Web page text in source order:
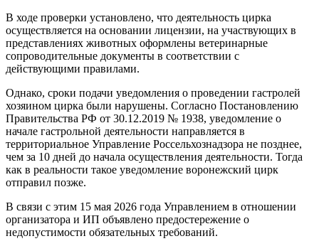
В ходе проверки установлено, что деятельность цирка
осуществляется на основании лицензии, на участвующих в
представлениях животных оформлены ветеринарные
сопроводительные документы в соответствии с
действующими правилами.
Однако, сроки подачи уведомления о проведении гастролей
хозяином цирка были нарушены. Согласно Постановлению
Правительства РФ от 30.12.2019 № 1938, уведомление о
начале гастрольной деятельности направляется в
территориальное Управление Россельхознадзора не позднее,
чем за 10 дней до начала осуществления деятельности. Тогда
как в реальности такое уведомление воронежский цирк
отправил позже.
В связи с этим 15 мая 2026 года Управлением в отношении
организатора и ИП объявлено предостережение о
недопустимости обязательных требований.